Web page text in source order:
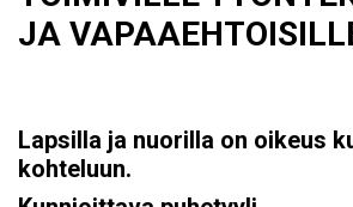
JA
Lapsilla ja nuorilla on oikeus
kohteluun.